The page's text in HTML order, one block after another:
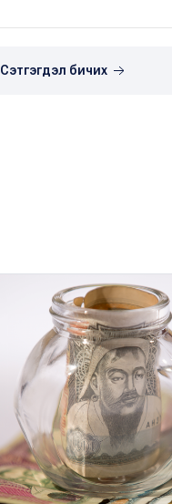
Сэтгэгдэл бичих